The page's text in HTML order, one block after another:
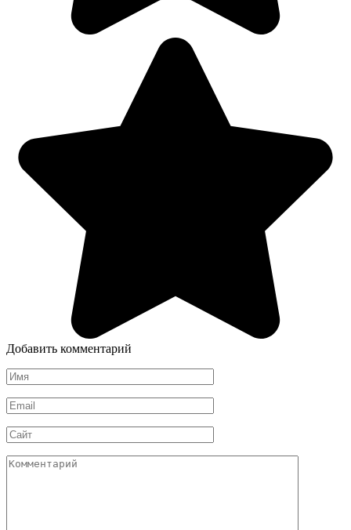
Добавить комментарий
Имя
*
Email
*
Сайт
Комментарий